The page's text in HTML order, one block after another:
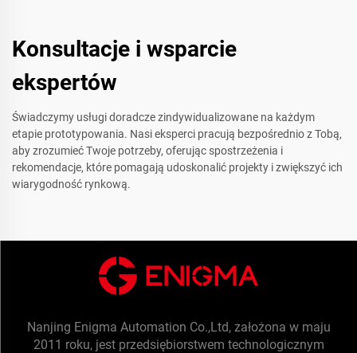
Konsultacje i wsparcie
ekspertów
Świadczymy usługi doradcze zindywidualizowane na każdym
etapie prototypowania. Nasi eksperci pracują bezpośrednio z Tobą,
aby zrozumieć Twoje potrzeby, oferując spostrzeżenia i
rekomendacje, które pomagają udoskonalić projekty i zwiększyć ich
wiarygodność rynkową.
Nanjing Enigma Automation Co.,Ltd, założona w maju
2011 roku, jest przedsiębiorstwem technologicznym